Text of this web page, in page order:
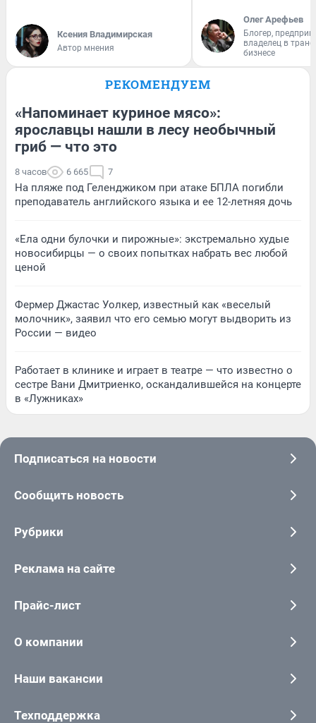
Ксения Владимирская
Автор мнения
Олег Арефьев
Блогер,
владелец в
бизнесе
РЕКОМЕНДУЕМ
«Напоминает куриное мясо»:
ярославцы нашли в лесу необычный
гриб — что это
8 часов 6 665 7
На пляже под Геленджиком при атаке БПЛА погибли
преподаватель английского языка и ее 12-летняя дочь
«Ела одни булочки и пирожные»: экстремально худые
новосибирцы — о своих попытках набрать вес любой
ценой
Фермер Джастас Уолкер, известный как «веселый
молочник», заявил что его семью могут выдворить из
России — видео
Работает в клинике и играет в театре — что известно о
сестре Вани Дмитриенко, оскандалившейся на концерте
в «Лужниках»
Подписаться на новости
Сообщить новость
Рубрики
Реклама на сайте
Прайс-лист
О компании
Наши вакансии
Техподдержка